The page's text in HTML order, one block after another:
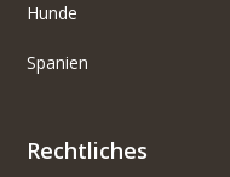
Hunde
Spanien
Rechtliches